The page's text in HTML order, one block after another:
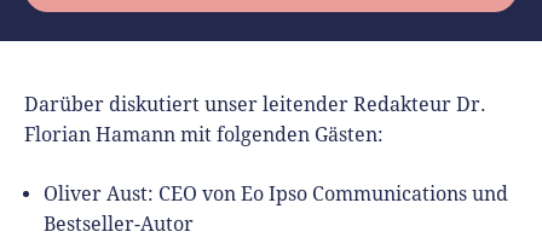
Weitere Tools & Vorlagen
Software
Deals
Darüber diskutiert unser leitender Redakteur Dr.
Florian Hamann mit folgenden Gästen:
Oliver Aust: CEO von Eo Ipso Communications und
Bestseller-Autor